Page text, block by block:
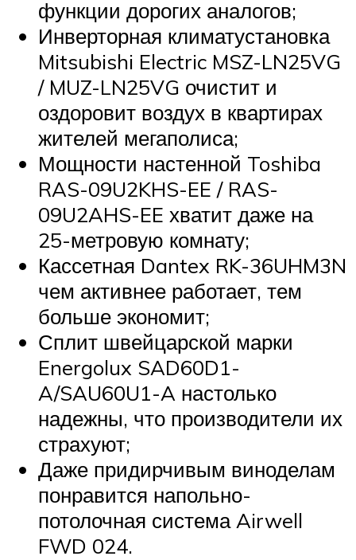
функции дорогих аналогов;
Инверторная климатустановка
Mitsubishi Electric MSZ-LN25VG
/ MUZ-LN25VG очистит и
оздоровит воздух в квартирах
жителей мегаполиса;
Мощности настенной Toshiba
RAS-09U2KHS-EE / RAS-
09U2AHS-EE хватит даже на
25-метровую комнату;
Кассетная Dantex RK-36UHM3N
чем активнее работает, тем
больше экономит;
Сплит швейцарской марки
Energolux SAD60D1-
A/SAU60U1-A настолько
надежны, что производители их
страхуют;
Даже придирчивым виноделам
понравится напольно-
потолочная система Airwell
FWD 024.